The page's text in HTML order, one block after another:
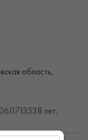
область,
лет,